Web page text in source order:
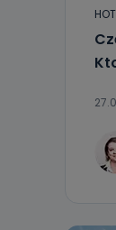
HOT